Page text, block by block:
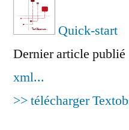
Quick-start
Dernier article publié
xml...
>> télécharger